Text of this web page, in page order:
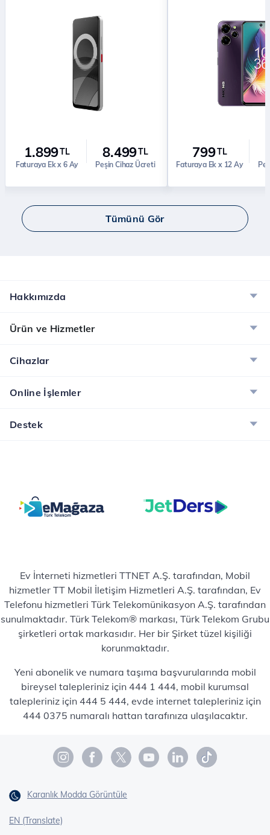
1.899TL
Faturaya Ek x 6 Ay
8.499TL
Peşin Cihaz Ücreti
799TL
Faturaya Ek x 12 Ay
Tümünü Gör
Hakkımızda
Ürün ve Hizmetler
Cihazlar
Online İşlemler
Destek
Ev İnterneti hizmetleri TTNET A.Ş. tarafından, Mobil
hizmetler TT Mobil İletişim Hizmetleri A.Ş. tarafından, Ev
Telefonu hizmetleri Türk Telekomünikasyon A.Ş. tarafından
sunulmaktadır. Türk Telekom® markası, Türk Telekom Grubu
şirketleri ortak markasıdır. Her bir Şirket tüzel kişiliği
korunmaktadır.
Yeni abonelik ve numara taşıma başvurularında mobil
bireysel talepleriniz için 444 1 444, mobil kurumsal
talepleriniz için 444 5 444, evde internet talepleriniz için
444 0375 numaralı hattan tarafınıza ulaşılacaktır.
Karanlık Modda Görüntüle
EN (Translate)